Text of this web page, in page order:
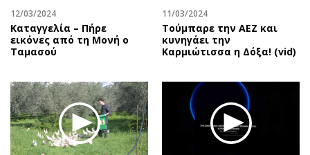
AstroBank Properties
Trends
Ενέργεια
Περιβάλλον
Ελλάδα
Κόσμος
Παράξενα
Περιβάλλον
Good Life
Γυναίκα
Ταξίδια
Συνταγές
Έξοδος
12/03/2024
Καταγγελία – Πήρε
εικόνες από τη Μονή ο
Ταμασού
11/03/2024
Τούμπαρε την ΑΕΖ και
κυνηγάει την
Καρμιώτισσα η Δόξα! (vid)